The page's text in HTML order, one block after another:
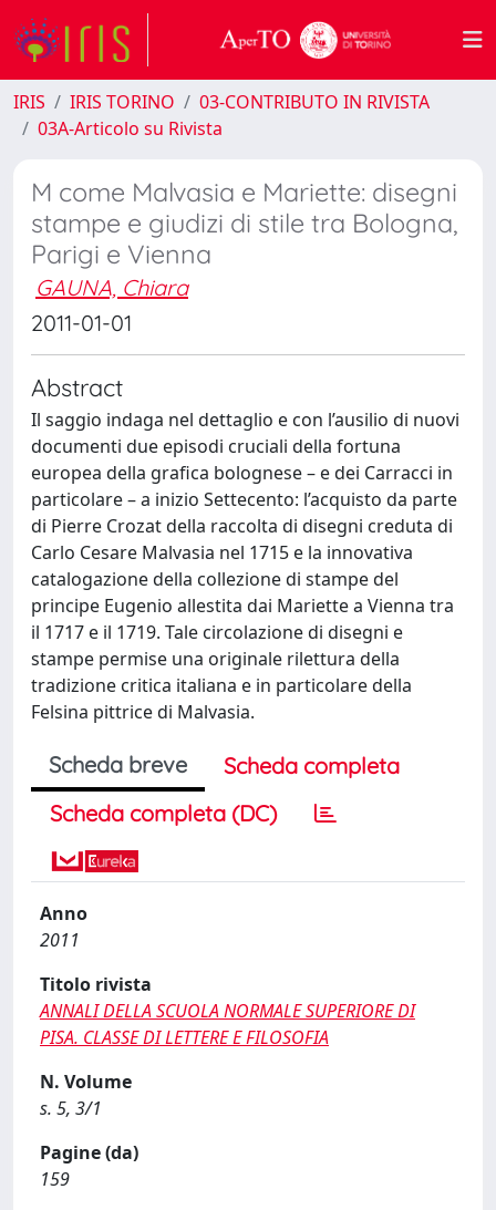
IRIS IRIS TORINO
03-CONTRIBUTO IN RIVISTA
03A-Articolo su Rivista
M come Malvasia e Mariette: disegni
stampe e giudizi di stile tra Bologna,
Parigi e Vienna
GAUNA, Chiara
2011-01-01
Abstract
Il saggio indaga nel dettaglio e con l’ausilio di nuovi
documenti due episodi cruciali della fortuna
europea della grafica bolognese – e dei Carracci in
particolare – a inizio Settecento: l’acquisto da parte
di Pierre Crozat della raccolta di disegni creduta di
Carlo Cesare Malvasia nel 1715 e la innovativa
catalogazione della collezione di stampe del
principe Eugenio allestita dai Mariette a Vienna tra
il 1717 e il 1719. Tale circolazione di disegni e
stampe permise una originale rilettura della
tradizione critica italiana e in particolare della
Felsina pittrice di Malvasia.
Scheda breve
Scheda completa
Scheda completa (DC)
Anno
2011
Titolo rivista
ANNALI DELLA SCUOLA NORMALE SUPERIORE DI
PISA. CLASSE DI LETTERE E FILOSOFIA
N. Volume
s. 5, 3/1
Pagine (da)
159